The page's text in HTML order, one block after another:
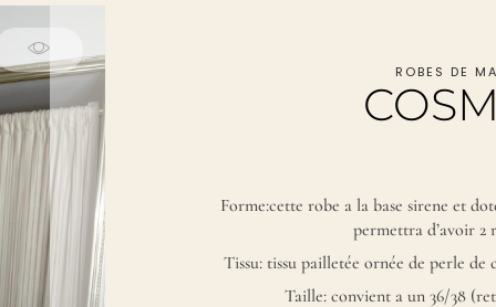
ROBES DE
Forme:cette robe a la base sirene et
permettra d’avoir 2
Tissu: tissu pailletée ornée de perle
Taille: convient a un 36/38